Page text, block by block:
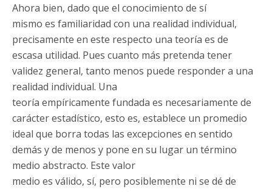
Ahora bien, dado que el conocimiento de sí
mismo es familiaridad con una realidad individual,
precisamente en este respecto una teoría es de
escasa utilidad. Pues cuanto más pretenda tener
validez general, tanto menos puede responder a una
realidad individual. Una
teoría empíricamente fundada es necesariamente de
carácter estadístico, esto es, establece un promedio
ideal que borra todas las excepciones en sentido
demás y de menos y pone en su lugar un término
medio abstracto. Este valor
medio es válido, sí, pero posiblemente ni se dé de